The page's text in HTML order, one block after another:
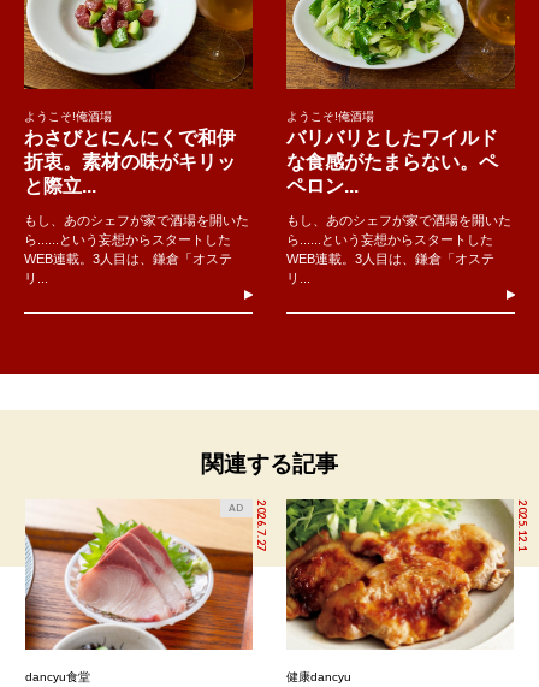
ようこそ!俺酒場
わさびとにんにくで和伊
折衷。素材の味がキリッ
と際立...
もし、あのシェフが家で酒場を開いた
ら......という妄想からスタートした
WEB連載。3人目は、鎌倉「オステ
リ...
ようこそ!俺酒場
バリバリとしたワイルド
な食感がたまらない。ペ
ペロン...
もし、あのシェフが家で酒場を開いた
ら......という妄想からスタートした
WEB連載。3人目は、鎌倉「オステ
リ...
関連する記事
2026.7.27
AD
dancyu食堂
2025.12.1
健康dancyu